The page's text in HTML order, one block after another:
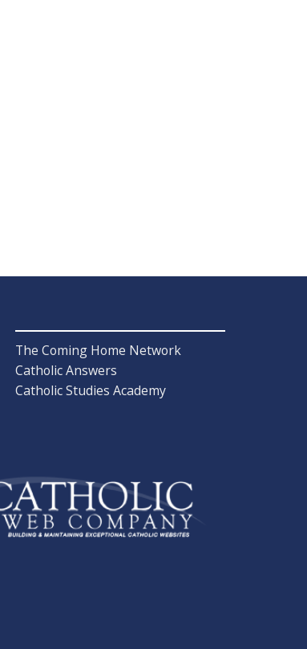
The Coming Home Network
Catholic Answers
Catholic Studies Academy